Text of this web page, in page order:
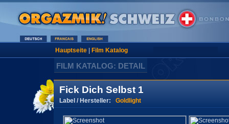
Hauptseite| Film Katalog
FILM KATALOG: DETAIL
Fick Dich Selbst 1
Label / Hersteller: Goldlight